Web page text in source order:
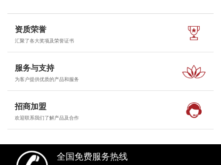
资质荣誉
汇聚了各大奖项及荣誉证书
服务与支持
为客户提供优质的产品和服务
招商加盟
欢迎联系我们了解产品及合作
全国免费服务热线